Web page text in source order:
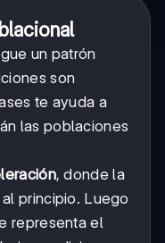
un patrón
son
te ayuda a
las poblaciones
, donde la
principio. Luego
representa el